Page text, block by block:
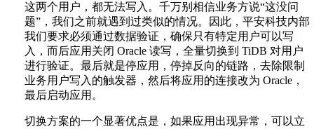
这两个用户，都无法写入。千万别相信业务方说“这没问
题”，我们之前就遇到过类似的情况。因此，平安科技内部
我们要求必须通过数据验证，确保只有特定用户可以写
入，而后应用关闭 Oracle 读写，全量切换到 TiDB 对用户
进行验证。最后就是停应用，停掉反向的链路，去除限制
业务用户写入的触发器，然后将应用的连接改为 Oracle，
最后启动应用。
切换方案的一个显著优点是，如果应用出现异常，可以立